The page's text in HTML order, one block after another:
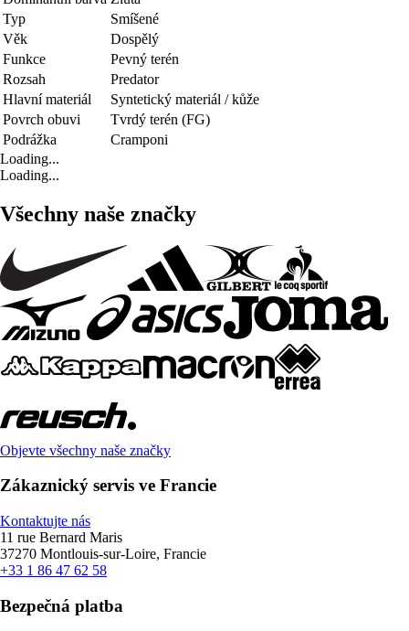
Typ
Smíšené
Věk
Dospělý
Funkce
Pevný terén
Rozsah
Predator
Hlavní materiál
Syntetický materiál / kůže
Povrch obuvi
Tvrdý terén (FG)
Podrážka
Cramponi
Loading...
Loading...
Všechny naše značky
Objevte všechny naše značky
Zákaznický servis ve Francie
Kontaktujte nás
11 rue Bernard Maris
37270 Montlouis-sur-Loire, Francie
+33 1 86 47 62 58
Bezpečná platba